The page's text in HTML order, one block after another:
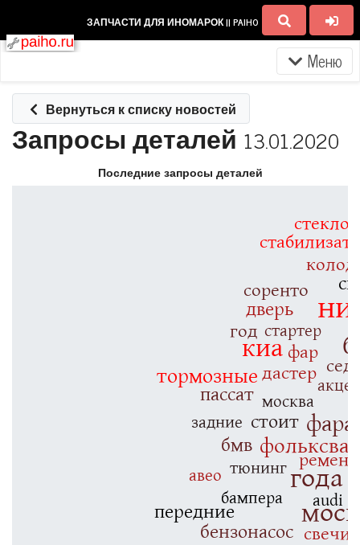
ЗАПЧАСТИ ДЛЯ ИНОМАРОК || PAIHO
Меню
Вернуться к списку новостей
Запросы деталей13.01.2020
Последние запросы деталей